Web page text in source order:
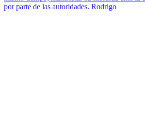
por parte de las autoridades. Rodrigo